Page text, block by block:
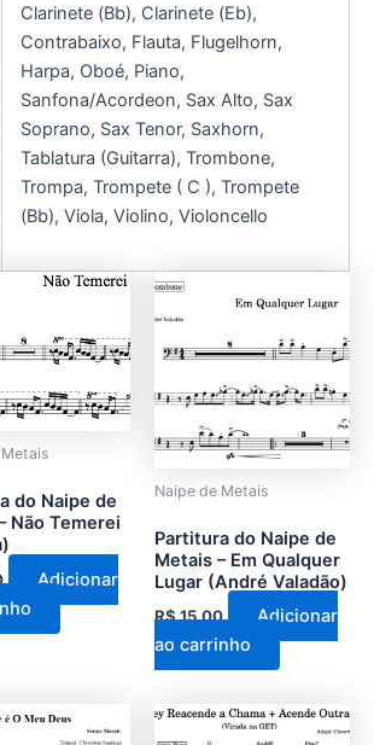
Clarinete (Bb), Clarinete (Eb),
Contrabaixo, Flauta, Flugelhorn,
Harpa, Oboé, Piano,
Sanfona/Acordeon, Sax Alto, Sax
Soprano, Sax Tenor, Saxhorn,
Tablatura (Guitarra), Trombone,
Trompa, Trompete ( C ), Trompete
(Bb), Viola, Violino, Violoncello
do Naipe de
Não Temerei
Adicionar
Naipe de Metais
Partitura do Naipe de
Metais – Em Qualquer
Lugar (André Valadão)
R$15,00
Adicionar
ao carrinho
Este